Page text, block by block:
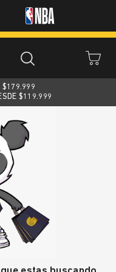
$179.999
$119.999